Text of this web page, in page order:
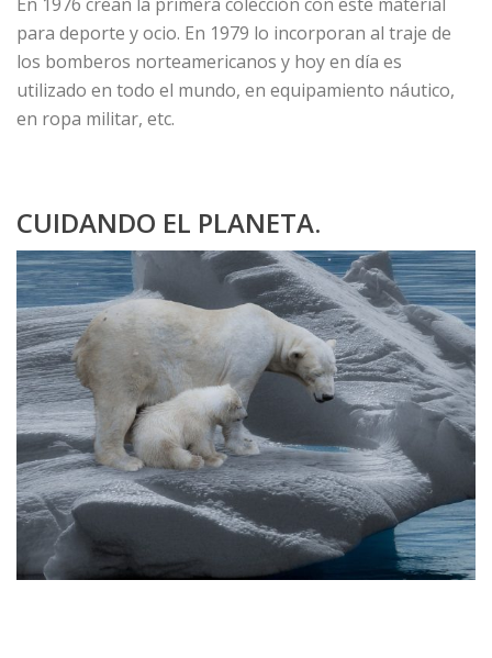
En 1976 crean la primera colección con este material
para deporte y ocio. En 1979 lo incorporan al traje de
los bomberos norteamericanos y hoy en día es
utilizado en todo el mundo, en equipamiento náutico,
en ropa militar, etc.
CUIDANDO EL PLANETA.